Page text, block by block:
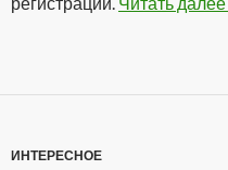
ИНТЕРЕСНОЕ